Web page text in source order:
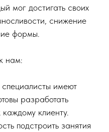
мог достигать своих
снижение
формы.
нам:
имеют
разработать
клиенту.
подстроить занятия